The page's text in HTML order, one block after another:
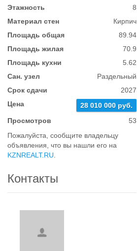
Этажность
8
Материал стен
Кирпич
Площадь общая
89.94
Площадь жилая
70.9
Площадь кухни
5.62
Сан. узел
Раздельный
Срок сдачи
2027
Цена
28 010 000 руб.
Просмотров
53
Пожалуйста, сообщите владельцу
объявления, что вы нашли его на
KZNREALT.RU
Контакты